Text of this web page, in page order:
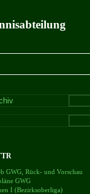
GWG, Rück- und Vorschau
GWG
I (Bezirksoberliga)